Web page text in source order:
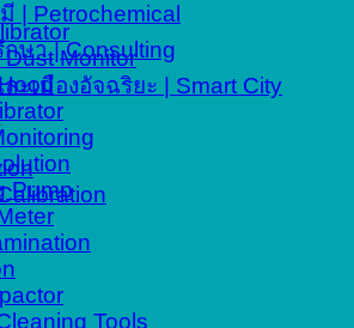
| Petrochemical
ษา | Consulting
ะเมืองอัจฉริยะ | Smart City
Monitor
Pump
Tools